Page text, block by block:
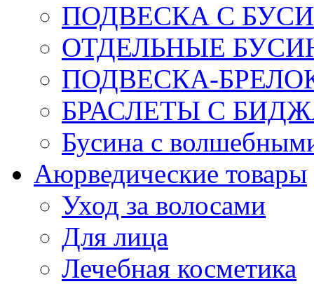
ПОДВЕСКА С
ОТДЕЛЬНЫЕ
ПОДВЕСКА-
БРАСЛЕТЫ С
Бусина с
Аюрведические товары
Уход за волосами
Для лица
Лечебная косметика